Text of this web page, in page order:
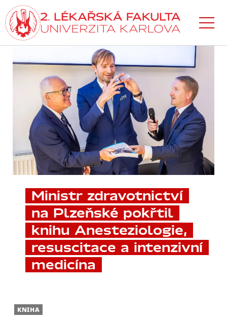
Přejít
k hlavnímu
obsahu
Ministr zdravotnictví
na Plzeňské pokřtil
knihu Anesteziologie,
resuscitace a intenzivní
medicína
KNIHA